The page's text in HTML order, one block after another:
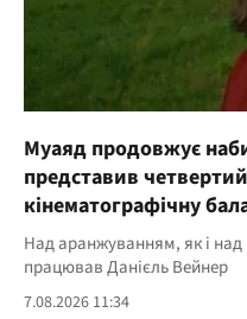
Муаяд продовжує
представив четвертий
кінематографічну
Над аранжуванням, як і над
працював Данієль Вейнер
7.08.2026 11:34